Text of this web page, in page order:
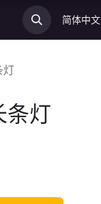
简体中文
灯
条灯